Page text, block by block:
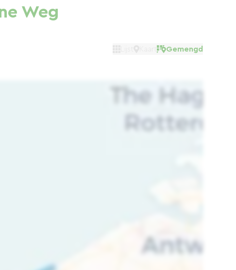
Weg
Gemengd